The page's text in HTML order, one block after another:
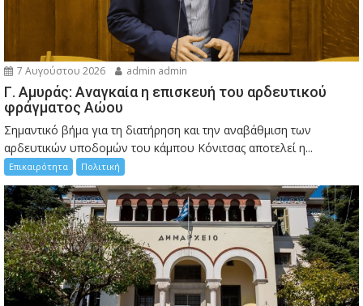
7 Αυγούστου 2026 admin admin
Γ. Αμυράς: Αναγκαία η επισκευή του αρδευτικού
φράγματος Αώου
Σημαντικό βήμα για τη διατήρηση και την αναβάθμιση των
αρδευτικών υποδομών του κάμπου Κόνιτσας αποτελεί η...
Επικαιρότητα Πολιτική